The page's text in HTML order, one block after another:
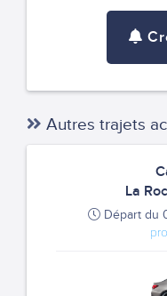
Autres trajets
La
Départ du